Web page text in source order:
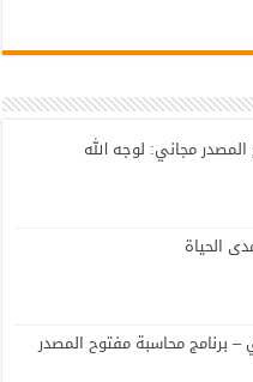
مجاني: لوجه الله
الحياة
– برنامج محاسبة مفتوح المصدر